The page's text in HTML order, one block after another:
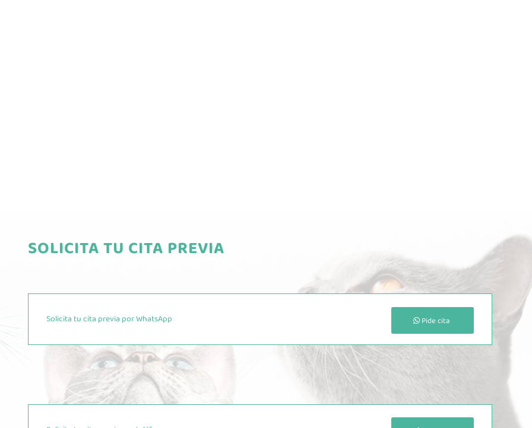
SOLICITA TU CITA PREVIA
Solicita tu cita previa por WhatsApp Pide cita